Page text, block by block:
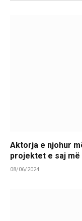
Aktorja e njohur
projektet e saj
08/06/2024